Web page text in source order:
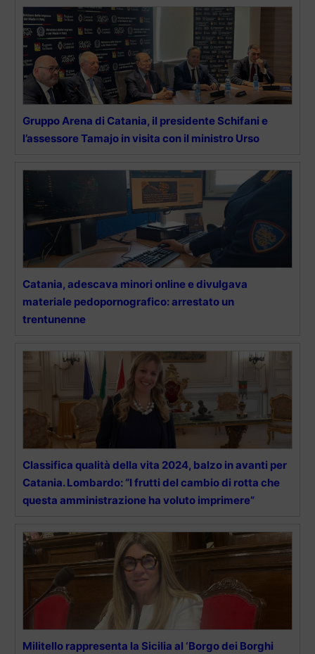
Gruppo Arena di Catania, il presidente Schifani e
l’assessore Tamajo in visita con il ministro Urso
Catania, adescava minori online e divulgava
materiale pedopornografico: arrestato un
trentunenne
Classifica qualità della vita 2024, balzo in avanti per
Catania. Lombardo: “I frutti del cambio di rotta che
questa amministrazione ha voluto imprimere”
Militello rappresenta la Sicilia al ‘Borgo dei Borghi